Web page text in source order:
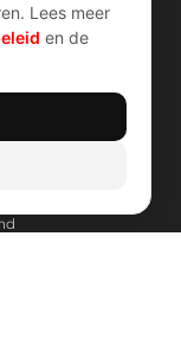
Lees meer
en de